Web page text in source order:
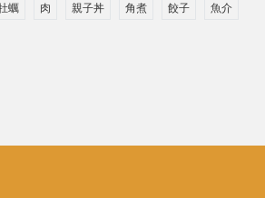
蠣 肉 親子丼 角煮 餃子 魚介